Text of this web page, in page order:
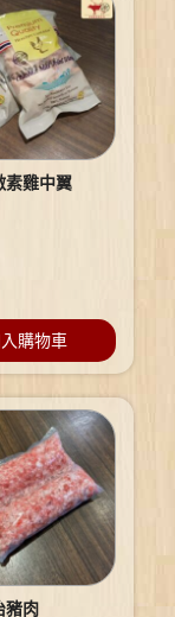
素雞中翼
購物車
豬肉